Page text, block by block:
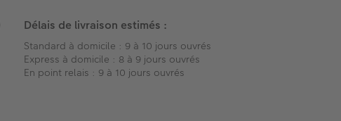
Délais de livraison estimés :
Standard à domicile : 9 à 10 jours ouvrés
Express à domicile : 8 à 9 jours ouvrés
En point relais : 9 à 10 jours ouvrés